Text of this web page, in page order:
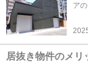
ア
居抜き物件のメリ